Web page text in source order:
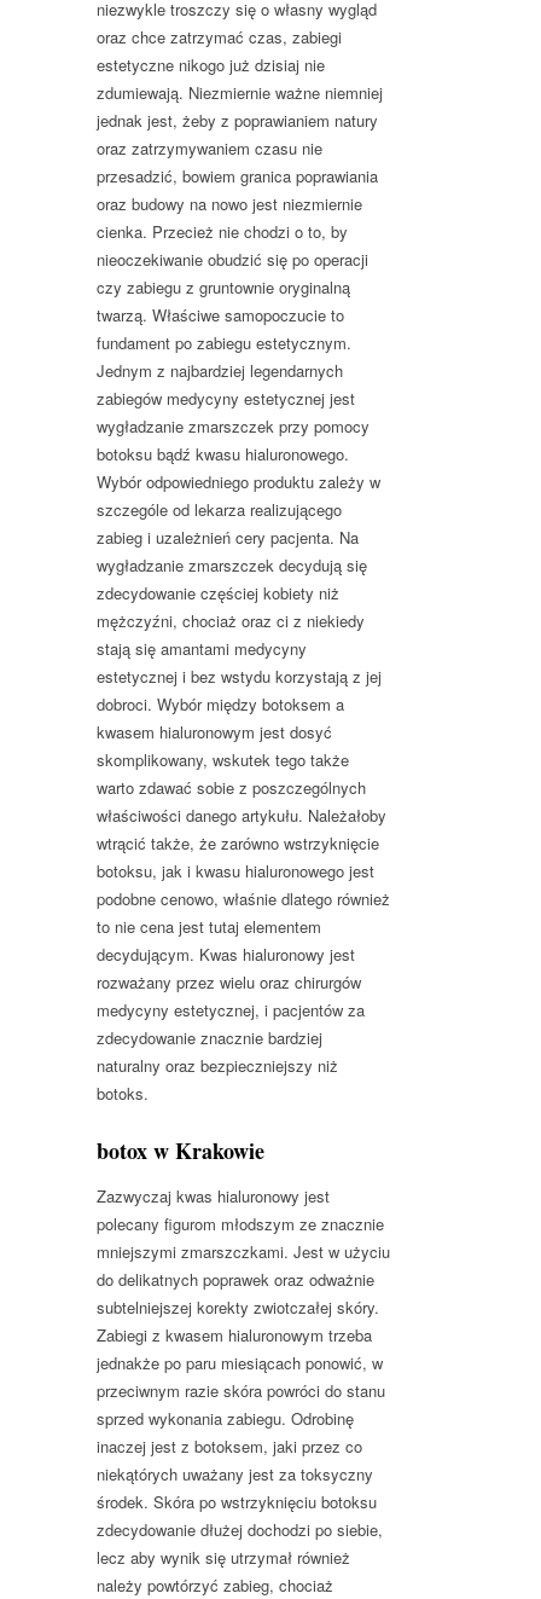
niezwykle troszczy się o własny wygląd
oraz chce zatrzymać czas, zabiegi
estetyczne nikogo już dzisiaj nie
zdumiewają. Niezmiernie ważne niemniej
jednak jest, żeby z poprawianiem natury
oraz zatrzymywaniem czasu nie
przesadzić, bowiem granica poprawiania
oraz budowy na nowo jest niezmiernie
cienka. Przecież nie chodzi o to, by
nieoczekiwanie obudzić się po operacji
czy zabiegu z gruntownie oryginalną
twarzą. Właściwe samopoczucie to
fundament po zabiegu estetycznym.
Jednym z najbardziej legendarnych
zabiegów medycyny estetycznej jest
wygładzanie zmarszczek przy pomocy
botoksu bądź kwasu hialuronowego.
Wybór odpowiedniego produktu zależy w
szczególe od lekarza realizującego
zabieg i uzależnień cery pacjenta. Na
wygładzanie zmarszczek decydują się
zdecydowanie częściej kobiety niż
mężczyźni, chociaż oraz ci z niekiedy
stają się amantami medycyny
estetycznej i bez wstydu korzystają z jej
dobroci. Wybór między botoksem a
kwasem hialuronowym jest dosyć
skomplikowany, wskutek tego także
warto zdawać sobie z poszczególnych
właściwości danego artykułu. Należałoby
wtrącić także, że zarówno wstrzyknięcie
botoksu, jak i kwasu hialuronowego jest
podobne cenowo, właśnie dlatego również
to nie cena jest tutaj elementem
decydującym. Kwas hialuronowy jest
rozważany przez wielu oraz chirurgów
medycyny estetycznej, i pacjentów za
zdecydowanie znacznie bardziej
naturalny oraz bezpieczniejszy niż
botoks.
botox w Krakowie
Zazwyczaj kwas hialuronowy jest
polecany figurom młodszym ze znacznie
mniejszymi zmarszczkami. Jest w użyciu
do delikatnych poprawek oraz odważnie
subtelniejszej korekty zwiotczałej skóry.
Zabiegi z kwasem hialuronowym trzeba
jednakże po paru miesiącach ponowić, w
przeciwnym razie skóra powróci do stanu
sprzed wykonania zabiegu. Odrobinę
inaczej jest z botoksem, jaki przez co
niekątórych uważany jest za toksyczny
środek. Skóra po wstrzyknięciu botoksu
zdecydowanie dłużej dochodzi po siebie,
lecz aby wynik się utrzymał również
należy powtórzyć zabieg, chociaż